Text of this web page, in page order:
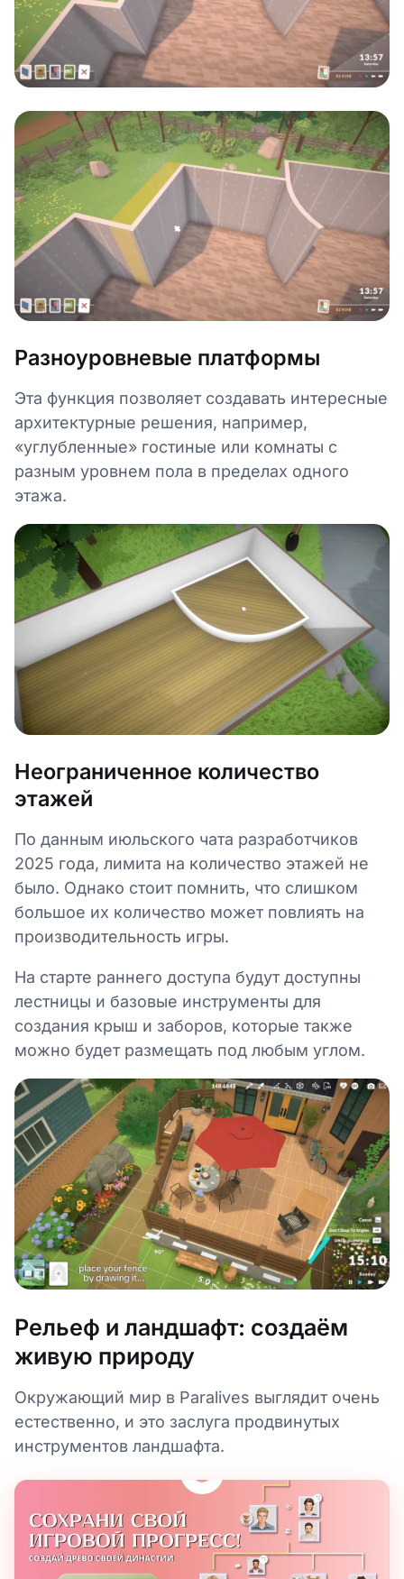
Разноуровневые платформы
Эта функция позволяет создавать интересные
архитектурные решения, например,
«углубленные» гостиные или комнаты с
разным уровнем пола в пределах одного
этажа.
Неограниченное количество
этажей
По данным июльского чата разработчиков
2025 года, лимита на количество этажей не
было. Однако стоит помнить, что слишком
большое их количество может повлиять на
производительность игры.
На старте раннего доступа будут доступны
лестницы и базовые инструменты для
создания крыш и заборов, которые также
можно будет размещать под любым углом.
Рельеф и ландшафт: создаём
живую природу
Окружающий мир в Paralives выглядит очень
естественно, и это заслуга продвинутых
инструментов ландшафта.